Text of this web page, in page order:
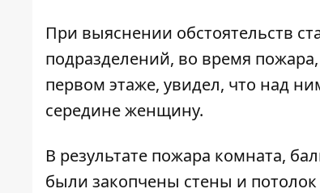
При выяснении обстоятельств
подразделений, во время
первом этаже, увидел, что над
середине женщину.
В результате пожара комната,
были закопчены стены и